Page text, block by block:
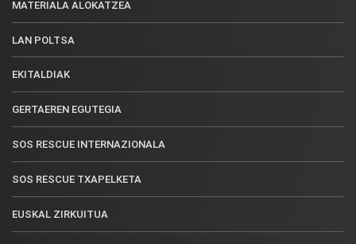
MATERIALA ALOKATZEA
LAN POLTSA
EKITALDIAK
GERTAEREN EGUTEGIA
SOS RESCUE INTERNAZIONALA
SOS RESCUE TXAPELKETA
EUSKAL ZIRKUITUA